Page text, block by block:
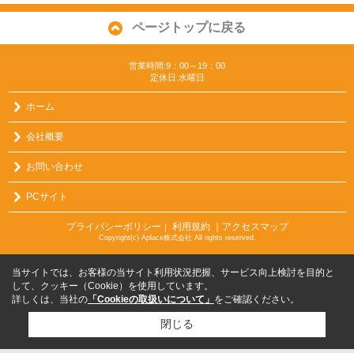
ページトップに戻る
営業時間:9：00～19：00
定休日:水曜日
ホーム
会社概要
お問い合わせ
PCサイト
プライバシーポリシー ｜ 利用規約 ｜アクセスマップ
Copyright(c) Aplace株式会社 All rights reserved.
当サイトでは、お客様の当サイト利用状況把握、サービス向上検討を目的と
して、クッキー（Cookie）を使用しています。
詳しくは、当社の 「Cookieの取扱いについて」 をご確認ください。
閉じる